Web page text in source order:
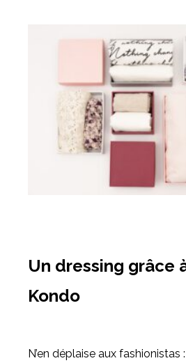
Un dressing grâce
Kondo
N’en déplaise aux